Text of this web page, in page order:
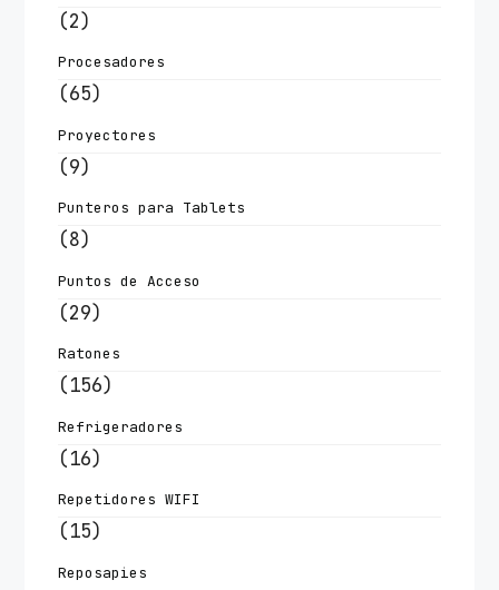
(2)
Procesadores
(65)
Proyectores
(9)
Punteros para Tablets
(8)
Puntos de Acceso
(29)
Ratones
(156)
Refrigeradores
(16)
Repetidores WIFI
(15)
Reposapies